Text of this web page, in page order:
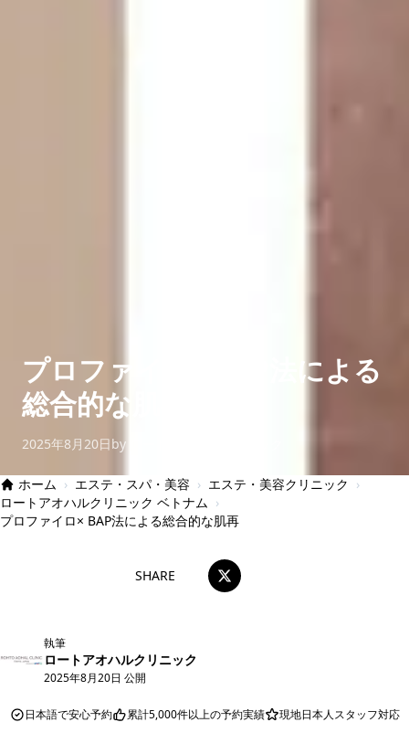
プロファイロ× BAP法による
総合的な肌再
2025年8月20日by ロートアオハルクリニック
ホーム › エステ・スパ・美容 › エステ・美容クリニック ›
ロートアオハルクリニック ベトナム ›
プロファイロ× BAP法による総合的な肌再
SHARE
執筆
ロートアオハルクリニック
2025年8月20日 公開
日本語で安心予約 累計5,000件以上の予約実績 現地日本人スタッフ対応